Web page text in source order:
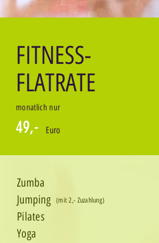
FITNESS-
FLATRATE
monatlich nur
49,- Euro
Zumba
Jumping
Pilates
Yoga
(mit 2,- Zuzahlung)